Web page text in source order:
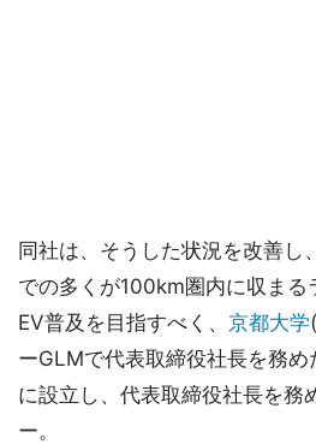
同社は、そうした状況を改善し
での多くが100km圏内に収まる
EV普及を目指すべく、 京都大学
ーGLMで代表取締役社長を務
に設立し、代表取締役社長を務
ー。